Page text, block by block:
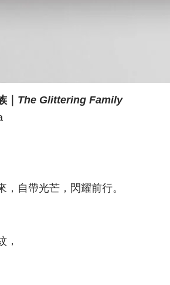
The Glittering Family
，自帶光芒，閃耀前行。
，